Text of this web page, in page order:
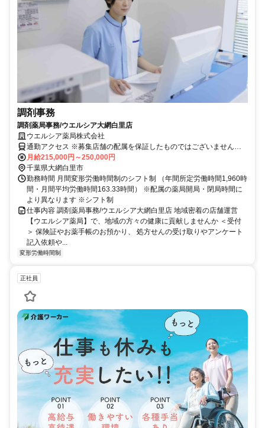
調剤事務
調剤薬局事務/ウエルシア大網白里店
ウエルシア薬局株式会社
通勤アクセス ※募集店舗の配属を保証したものではございませんの
で予めご了承ください ※配属店舗は上記店舗以外の可能性がござい
ます ※勤務店舗の指定は出来かねます。 勤務区分を下記の３つから
選択 ＜エリア職＞ 原則として転居を伴う異動はございません。 自宅
から50km圏内、通勤片道90分圏内での配属店舗となります。 ＜リー
ジョナル職＞ 異動の範囲は本拠地とその隣接県または直線距離で概
ね100km以内 ※社宅制度・赴任手当制度あり ＜ナショナル職＞ 全国
の店舗への異動あり ※社宅制度・赴任手当制度あり
月給215,000円～250,000円
千葉県大網白里市
勤務時間 月間変形労働時間制のシフト制 （年間所定労働時間1,960時
間・月間平均労働時間163.33時間） ※配属の薬局開局・閉局時間に
より異なります ※シフト制
仕事内容 調剤薬局事務/ウエルシア大網白里店 地域密着の店舗運営
【ウエルシア薬局】で、地域の方々の健康に貢献しませんか ＜受付
＞ 保険証やお薬手帳のお預かり、 処方せんの受け取りやアンケート
記入依頼や...
変形労働時間制
正社員